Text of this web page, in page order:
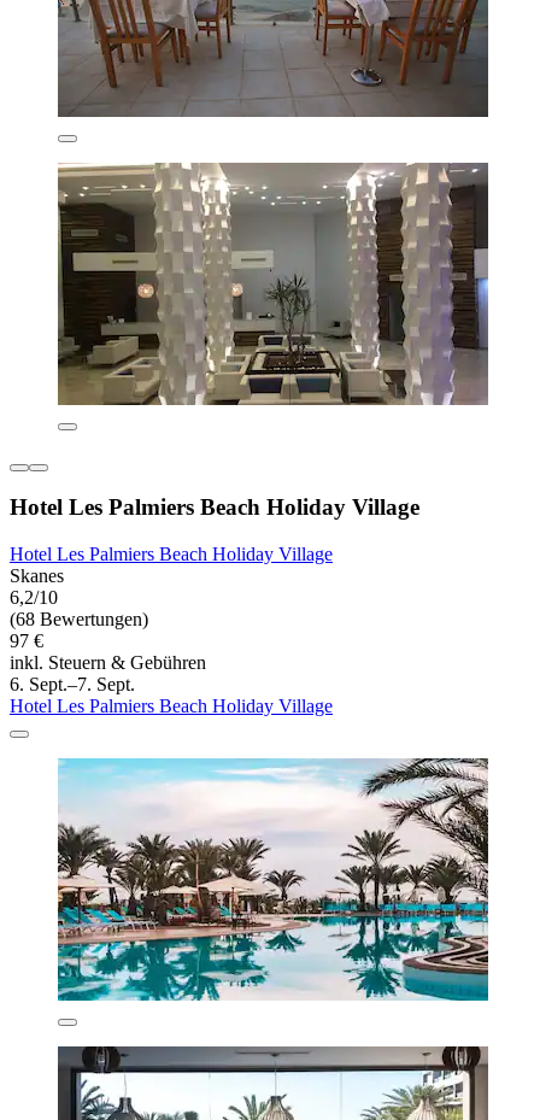
Hotel Les Palmiers Beach Holiday Village
Hotel Les Palmiers Beach Holiday Village
Skanes
6,2/10
(68 Bewertungen)
97 €
inkl. Steuern & Gebühren
6. Sept.–7. Sept.
Hotel Les Palmiers Beach Holiday Village